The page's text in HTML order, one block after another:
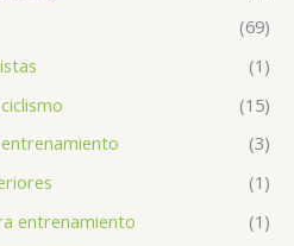
(69)
(1)
(15)
(3)
(1)
entrenamiento
(1)